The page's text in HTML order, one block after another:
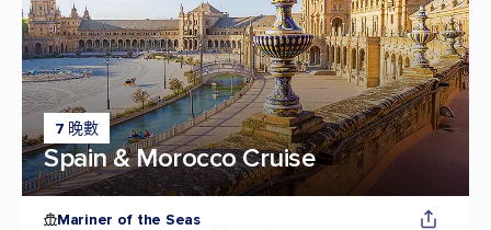
7 晚數
Spain & Morocco Cruise
Mariner of the Seas